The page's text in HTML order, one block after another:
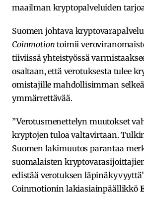
maailman kryptopalveluiden
Suomen johtava
Coinmotion toimii
tiiviissä yhteistyössä
osaltaan, että verotuksesta tulee
omistajille mahdollisimman
ymmärrettävää.
”Verotusmenettelyn muutokset
kryptojen tuloa valtavirtaan.
Suomen lakimuutos parantaa
suomalaisten
edistää verotuksen
Coinmotionin lakiasiainpäällikkö